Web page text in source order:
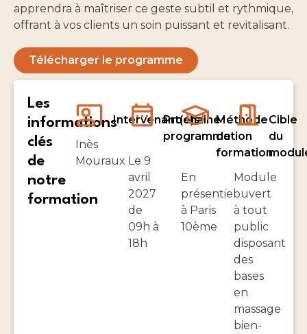
apprendra à maîtriser ce geste subtil et rythmique,
offrant à vos clients un soin puissant et revitalisant.
Les
informations
clés
de
notre
formation
Intervenant(e)s
Inès
Mouraux
Prochaine
programmation
Le 9
avril
2027
de
09h à
18h
Méthode
de
formation
En
présentiel
à Paris
10ème
Cible
du
Module
ouvert
à tout
public
disposant
des
bases
en
massage
bien-
Télécharger le programme